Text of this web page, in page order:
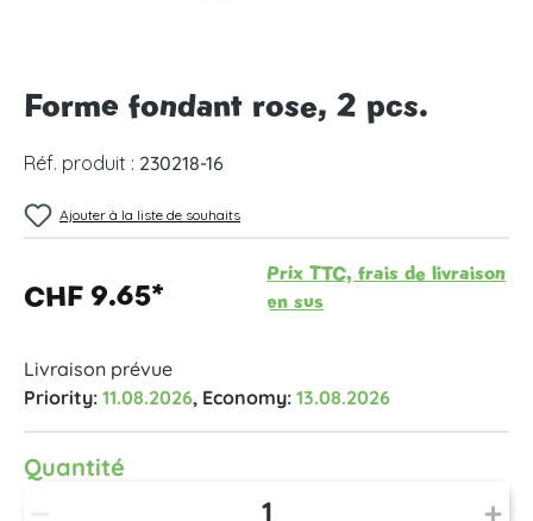
Forme fondant rose, 2 pcs.
Réf. produit : 230218-16
Ajouter à la liste de souhaits
CHF 9.65*
Prix TTC, frais de livraison
en sus
Livraison prévue
Priority: 11.08.2026, Economy: 13.08.2026
Quantité